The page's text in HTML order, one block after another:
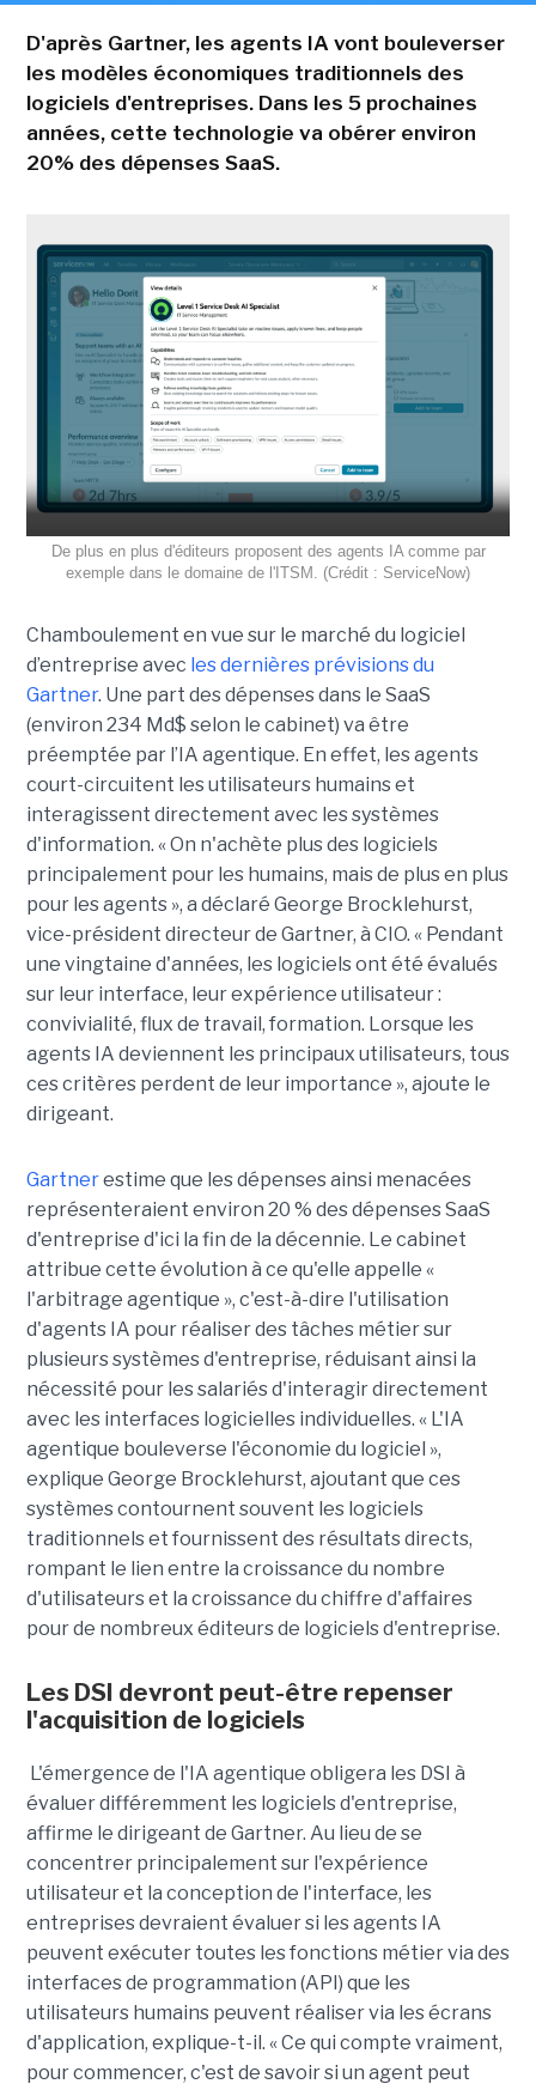
D'après Gartner, les agents IA vont bouleverser
les modèles économiques traditionnels des
logiciels d'entreprises. Dans les 5 prochaines
années, cette technologie va obérer environ
20% des dépenses SaaS.
De plus en plus d'éditeurs proposent des agents IA comme par
exemple dans le domaine de l'ITSM. (Crédit : ServiceNow)
Chamboulement en vue sur le marché du logiciel
d’entreprise avec les dernières prévisions du
Gartner. Une part des dépenses dans le SaaS
(environ 234 Md$ selon le cabinet) va être
préemptée par l’IA agentique. En effet, les agents
court-circuitent les utilisateurs humains et
interagissent directement avec les systèmes
d'information. « On n'achète plus des logiciels
principalement pour les humains, mais de plus en plus
pour les agents », a déclaré George Brocklehurst,
vice-président directeur de Gartner, à CIO. « Pendant
une vingtaine d'années, les logiciels ont été évalués
sur leur interface, leur expérience utilisateur :
convivialité, flux de travail, formation. Lorsque les
agents IA deviennent les principaux utilisateurs, tous
ces critères perdent de leur importance », ajoute le
dirigeant.
Gartnerestime que les dépenses ainsi menacées
représenteraient environ 20 % des dépenses SaaS
d'entreprise d'ici la fin de la décennie. Le cabinet
attribue cette évolution à ce qu'elle appelle «
l'arbitrage agentique », c'est-à-dire l'utilisation
d'agents IA pour réaliser des tâches métier sur
plusieurs systèmes d'entreprise, réduisant ainsi la
nécessité pour les salariés d'interagir directement
avec les interfaces logicielles individuelles. « L'IA
agentique bouleverse l'économie du logiciel »,
explique George Brocklehurst, ajoutant que ces
systèmes contournent souvent les logiciels
traditionnels et fournissent des résultats directs,
rompant le lien entre la croissance du nombre
d'utilisateurs et la croissance du chiffre d'affaires
pour de nombreux éditeurs de logiciels d'entreprise.
Les DSI devront peut-être repenser
l'acquisition de logiciels
L'émergence de l'IA agentique obligera les DSI à
évaluer différemment les logiciels d'entreprise,
affirme le dirigeant de Gartner. Au lieu de se
concentrer principalement sur l'expérience
utilisateur et la conception de l'interface, les
entreprises devraient évaluer si les agents IA
peuvent exécuter toutes les fonctions métier via des
interfaces de programmation (API) que les
utilisateurs humains peuvent réaliser via les écrans
d'application, explique-t-il. « Ce qui compte vraiment,
pour commencer, c'est de savoir si un agent peut